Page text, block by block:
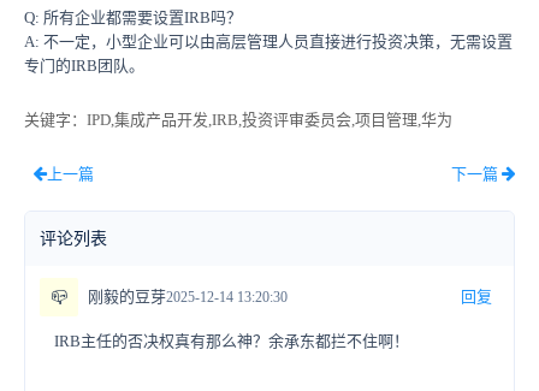
Q: 所有企业都需要设置IRB吗？
A: 不一定，小型企业可以由高层管理人员直接进行投资决策，无需设置
专门的IRB团队。
关键字 ：IPD,集成产品开发,IRB,投资评审委员会,项目管理,华为
上一篇 下一篇
评论列表
📪 刚毅的豆芽2025-12-14 13:20:30 回复
IRB主任的否决权真有那么神？余承东都拦不住啊！